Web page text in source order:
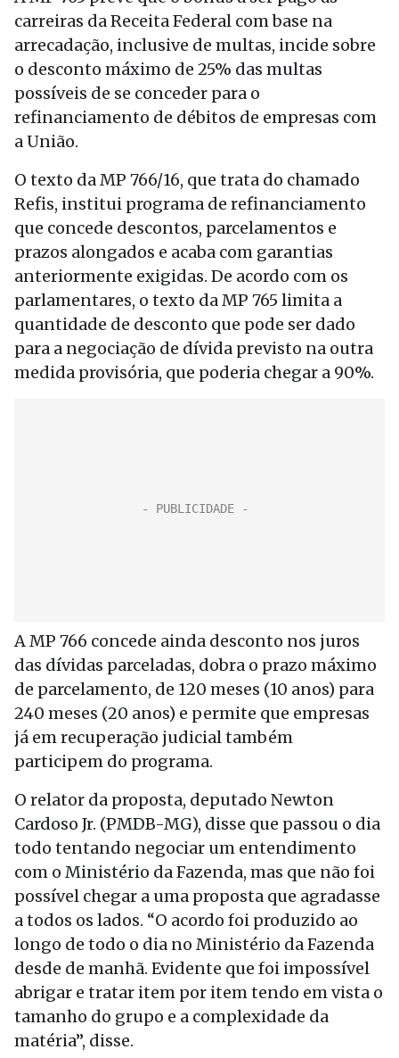
carreiras da Receita Federal com base na
arrecadação, inclusive de multas, incide sobre
o desconto máximo de 25% das multas
possíveis de se conceder para o
refinanciamento de débitos de empresas com
a União.
O texto da MP 766/16, que trata do chamado
Refis, institui programa de refinanciamento
que concede descontos, parcelamentos e
prazos alongados e acaba com garantias
anteriormente exigidas. De acordo com os
parlamentares, o texto da MP 765 limita a
quantidade de desconto que pode ser dado
para a negociação de dívida previsto na outra
medida provisória, que poderia chegar a 90%.
A MP 766 concede ainda desconto nos juros
das dívidas parceladas, dobra o prazo máximo
de parcelamento, de 120 meses (10 anos) para
240 meses (20 anos) e permite que empresas
já em recuperação judicial também
participem do programa.
O relator da proposta, deputado Newton
Cardoso Jr. (PMDB-MG), disse que passou o dia
todo tentando negociar um entendimento
com o Ministério da Fazenda, mas que não foi
possível chegar a uma proposta que agradasse
a todos os lados. “O acordo foi produzido ao
longo de todo o dia no Ministério da Fazenda
desde de manhã. Evidente que foi impossível
abrigar e tratar item por item tendo em vista o
tamanho do grupo e a complexidade da
matéria”, disse.